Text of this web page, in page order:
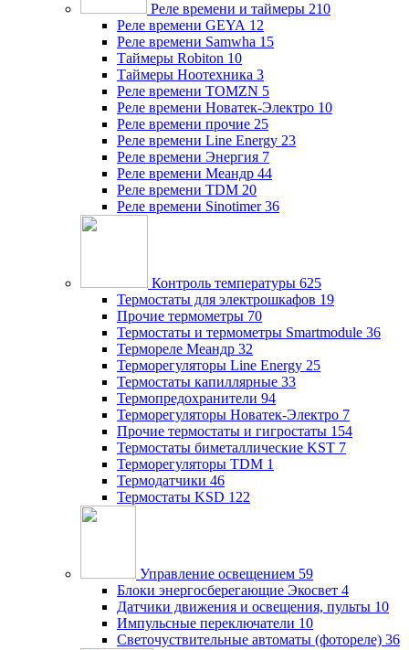
Реле времени и таймеры 210
Реле времени GEYA 12
Реле времени Samwha 15
Таймеры Robiton 10
Таймеры Ноотехника 3
Реле времени TOMZN 5
Реле времени Новатек-Электро 10
Реле времени прочие 25
Реле времени Line Energy 23
Реле времени Энергия 7
Реле времени Меандр 44
Реле времени TDM 20
Реле времени Sinotimer 36
Контроль температуры 625
Термостаты для электрошкафов 19
Прочие термометры 70
Термостаты и термометры Smartmodule 36
Термореле Меандр 32
Терморегуляторы Line Energy 25
Термостаты капиллярные 33
Термопредохранители 94
Терморегуляторы Новатек-Электро 7
Прочие термостаты и гигростаты 154
Термостаты биметаллические KST 7
Терморегуляторы TDM 1
Термодатчики 46
Термостаты KSD 122
Управление освещением 59
Блоки энергосберегающие Экосвет 4
Датчики движения и освещения, пульты 10
Импульсные переключатели 10
Светочуствительные автоматы (фотореле) 36